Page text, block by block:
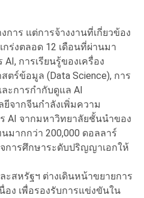
การ แต่การจ้างงานที่เกี่ยวข้อง
กร่งตลอด 12 เดือนที่ผ่านมา
การเรียนรู้ของเครื่อง
สตร์ข้อมูล (Data Science), การ
ะการกำกับดูแล AI
จากจีนกำลังเพิ่มความ
AI จากมหาวิทยาลัยชั้นนำของ
มากกว่า 200,000 ดอลลาร์
จการศึกษาระดับปริญญาเอกให้
สหรัฐฯ ต่างเดินหน้าขยายการ
อง เพื่อรองรับการแข่งขันใน